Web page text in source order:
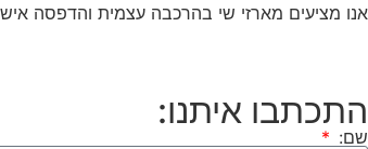
אנו מציעים מארזי שי בהרכבה עצמית והדפסה
התכתבו איתנו:
שם: